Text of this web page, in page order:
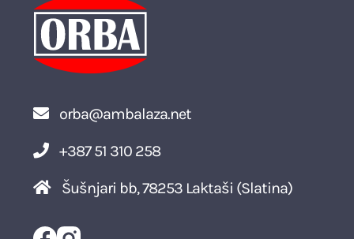
orba@ambalaza.net
+387 51 310 258
Šušnjari bb, 78253 Laktaši (Slatina)